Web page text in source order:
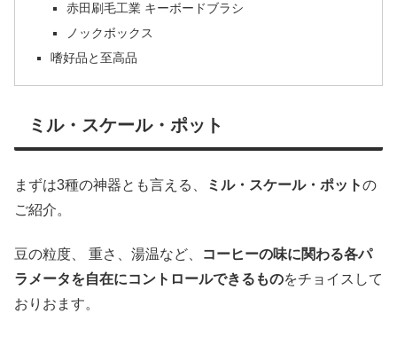
赤田刷毛工業 キーボードブラシ
ノックボックス
嗜好品と至高品
ミル・スケール・ポット
まずは3種の神器とも言える、 ミル・スケール・ポットの
ご紹介。
豆の粒度、 重さ、湯温など、
コーヒーの味に関わる各パ
ラメータを自在にコントロールできるものをチョイスして
おりおます。